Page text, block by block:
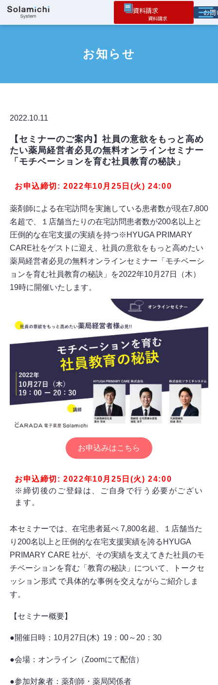
資料請求 お
サービス
お知らせ
2022.10.11
【セミナーのご案内】社員の意欲をもっと高め
たい薬局経営者必見の無料オンラインセミナー
「モチベーションを育む社員教育の秘訣」
お申込締切: 2022年10月25日(火) 24:00
薬剤師による在宅訪問を実施している患者数が現在7,800
名超で、１店舗当たりの在宅訪問患者数が200名以上と
圧倒的な在宅支援の実績を持つ※HYUGA PRIMARY
CARE社をゲストに迎え、社員の意欲をもっと高めたい
薬局経営者必見の無料オンラインセミナー「モチベーシ
ョンを育む社員教育の秘訣」を2022年10月27日（木）
19時に開催いたします。
お申込みはこちら
お申込締切: 2022年10月25日(火) 24:00
※締切後のご登録は、ご自身で行う必要がござい
ます。
本セミナーでは、在宅患者延べ 7,800名超、１店舗当た
り200名以上と圧倒的な在宅支援実績を誇るHYUGA
PRIMARY CARE 社が、その実績を支えてきた社員のモ
チベーションを育む「教育の秘訣」について、トークセ
ッション形式 で具体的な事例を交えながらご紹介しま
す。
【セミナー概要】
●開催日時：10月27日(木) 19：00～20：30
●会場：オンライン（Zoomにて配信）
●参加対象者：薬剤師・薬局関係者